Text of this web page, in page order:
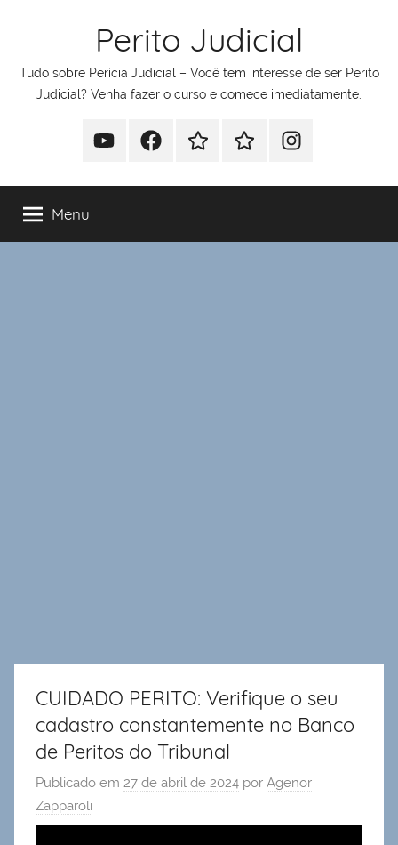
conteúdo
Perito Judicial
Tudo sobre Perícia Judicial – Você tem interesse de ser Perito
Judicial? Venha fazer o curso e comece imediatamente.
YoutubeFacebookWhatsappTelegramInstagram
Menu
CUIDADO PERITO: Verifique o seu
cadastro constantemente no Banco
de Peritos do Tribunal
Publicado em 27 de abril de 2024 por Agenor
Zapparoli